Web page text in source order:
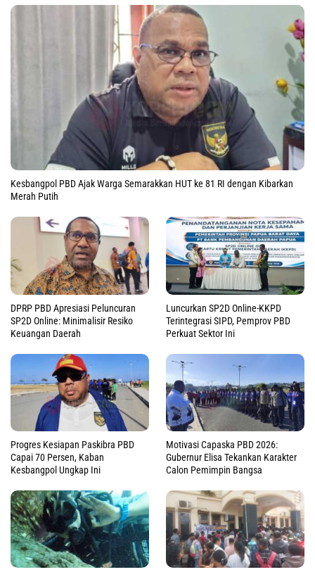
Kesbangpol PBD Ajak Warga Semarakkan HUT ke 81 RI dengan Kibarkan
Merah Putih
DPRP PBD Apresiasi Peluncuran
SP2D Online: Minimalisir Resiko
Keuangan Daerah
Luncurkan SP2D Online-KKPD
Terintegrasi SIPD, Pemprov PBD
Perkuat Sektor Ini
Progres Kesiapan Paskibra PBD
Capai 70 Persen, Kaban
Kesbangpol Ungkap Ini
Motivasi Capaska PBD 2026:
Gubernur Elisa Tekankan Karakter
Calon Pemimpin Bangsa